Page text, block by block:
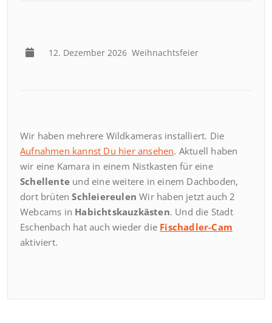
12. Dezember 2026 Weihnachtsfeier
Wir haben mehrere Wildkameras installiert. Die
Aufnahmen kannst Du hier ansehen. Aktuell haben
wir eine Kamara in einem Nistkasten für eine
Schellente und eine weitere in einem Dachboden,
dort brütenSchleiereulen Wir haben jetzt auch 2
Webcams in Habichtskauzkästen. Und die Stadt
Eschenbach hat auch wieder die Fischadler-Cam
aktiviert.